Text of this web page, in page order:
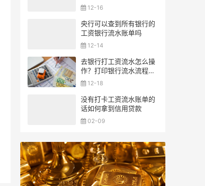
12-16
央行可以查到所有银行的
工资银行流水账单吗
12-14
去银行打工资流水怎么操
作？打印银行流水流程一
览 12-18
没有打卡工资流水账单的
话如何拿到信用贷款
02-09